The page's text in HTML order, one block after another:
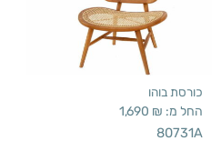
כורסת בוהו
החל מ: 1,690 ₪
80731A